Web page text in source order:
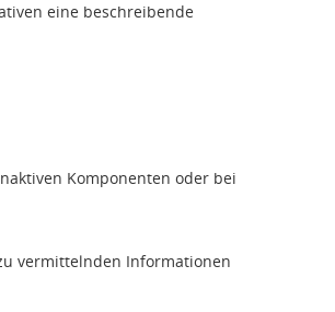
eine beschreibende
Komponenten oder bei
vermittelnden Informationen